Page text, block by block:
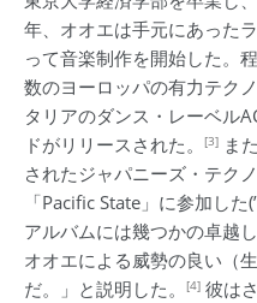
年、オオエは手元にあった
って音楽制作を開始した。
数のヨーロッパの有力テク
タリアのダンス・レーベル
ドがリリースされた。
[3] ま
されたジャパニーズ・テク
「Pacific State」に参加し
アルバムには幾つかの卓越
オオエによる威勢の良い（
だ。」と説明した。
[4] 彼は